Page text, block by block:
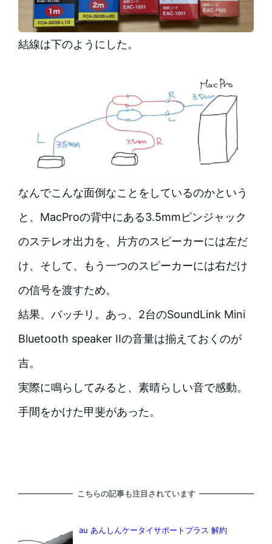
結線は下のようにした。
なんでこんな面倒なことをしているのかという
と、MacProの背中にある3.5mmピンジャック
のステレオ出力を、片方のスピーカーには左だ
け、そして、もう一つのスピーカーには右だけ
の信号を渡すため。
結果、バッチリ。あっ、2台のSoundLink Mini
Bluetooth speaker IIの音量は揃えておくのが
吉。
実際に鳴らしてみると、素晴らしい音で感動。
手間をかけた甲斐があった。
こちらの記事も注目されています
au あんしんケータイサポートプラス 解約